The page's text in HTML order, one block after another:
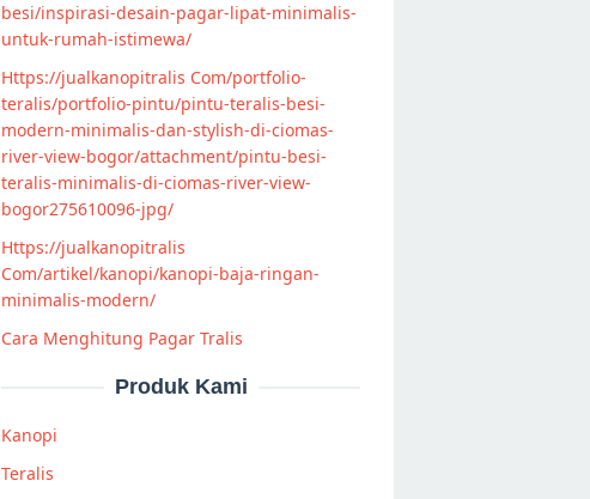
besi/inspirasi-desain-pagar-lipat-minimalis-
untuk-rumah-istimewa/
Https://jualkanopitralis Com/portfolio-
teralis/portfolio-pintu/pintu-teralis-besi-
modern-minimalis-dan-stylish-di-ciomas-
river-view-bogor/attachment/pintu-besi-
teralis-minimalis-di-ciomas-river-view-
bogor275610096-jpg/
Https://jualkanopitralis
Com/artikel/kanopi/kanopi-baja-ringan-
minimalis-modern/
Cara Menghitung Pagar Tralis
Produk Kami
Kanopi
Teralis